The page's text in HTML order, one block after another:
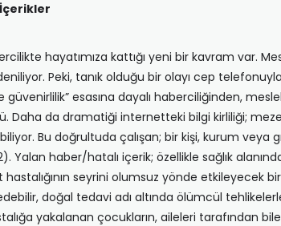
hayatımıza kattığı yeni bir kavram var.
Peki, tanık olduğu bir olayı cep
güvenirlilik” esasına dayalı haberciliğinden,
Daha da dramatiği internetteki bilgi kirliliği;
Bu doğrultuda çalışan; bir kişi, kurum veya
Yalan haber/hatalı içerik; özellikle sağlık
seyrini olumsuz yönde etkileyecek
doğal tedavi adı altında ölümcül
yakalanan çocukların, aileleri tarafından